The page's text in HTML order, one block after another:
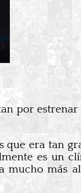
por
era tan
es un
más